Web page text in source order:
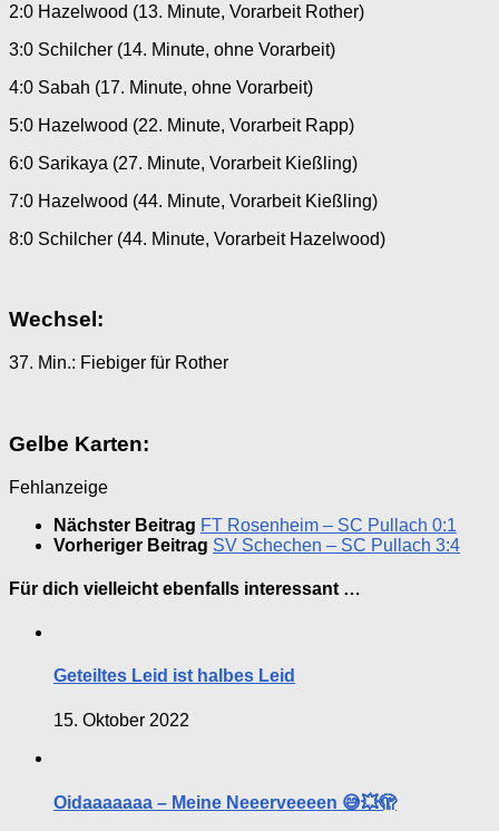
2:0 Hazelwood (13. Minute, Vorarbeit Rother)
3:0 Schilcher (14. Minute, ohne Vorarbeit)
4:0 Sabah (17. Minute, ohne Vorarbeit)
5:0 Hazelwood (22. Minute, Vorarbeit Rapp)
6:0 Sarikaya (27. Minute, Vorarbeit Kießling)
7:0 Hazelwood (44. Minute, Vorarbeit Kießling)
8:0 Schilcher (44. Minute, Vorarbeit Hazelwood)
Wechsel:
37. Min.: Fiebiger für Rother
Gelbe Karten:
Fehlanzeige
Nächster Beitrag FT Rosenheim – SC Pullach 0:1
Vorheriger Beitrag SV Schechen – SC Pullach 3:4
Für dich vielleicht ebenfalls interessant …
Geteiltes Leid ist halbes Leid
15. Oktober 2022
Oidaaaaaaa – Meine Neeerveeeen 😅💥🫣